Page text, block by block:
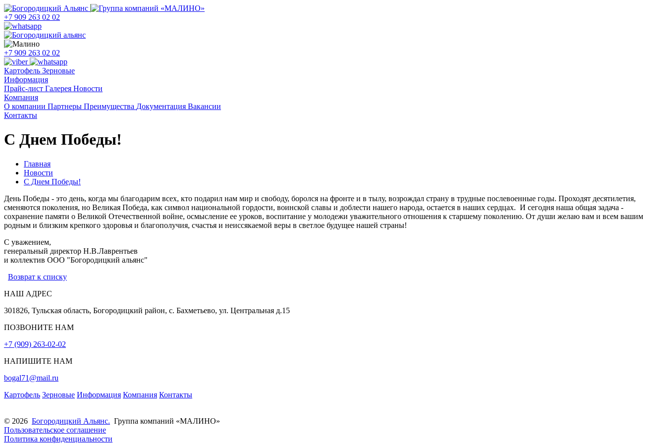
+7 909 263 02 02
+7 909 263 02 02
Картофель Зерновые
Информация
Прайс-лист Галерея Новости
Компания
О компании Партнеры Преимущества Документация Вакансии
Контакты
С Днем Победы!
Главная
Новости
С Днем Победы!
День Победы - это день, когда мы благодарим всех, кто подарил нам мир и свободу, боролся на фронте и в тылу, возрождал страну в трудные послевоенные годы. Проходят десятилетия,
сменяются поколения, но Великая Победа, как символ национальной гордости, воинской славы и доблести нашего народа, остается в наших сердцах. И сегодня наша общая задача -
сохранение памяти о Великой Отечественной войне, осмысление ее уроков, воспитание у молодежи уважительного отношения к старшему поколению. От души желаю вам и всем вашим
родным и близким крепкого здоровья и благополучия, счастья и неиссякаемой веры в светлое будущее нашей страны!
С уважением,
генеральный директор Н.В.Лаврентьев
и коллектив ООО "Богородицкий альянс"
Возврат к списку
НАШ АДРЕС
301826, Тульская область, Богородицкий район, с. Бахметьево, ул. Центральная д.15
ПОЗВОНИТЕ НАМ
+7 (909) 263-02-02
НАПИШИТЕ НАМ
bogal71@mail.ru
Картофель Зерновые Информация Компания Контакты
© 2026 Богородицкий Альянс. Группа компаний «МАЛИНО»
Пользовательское соглашение
Политика конфиденциальности